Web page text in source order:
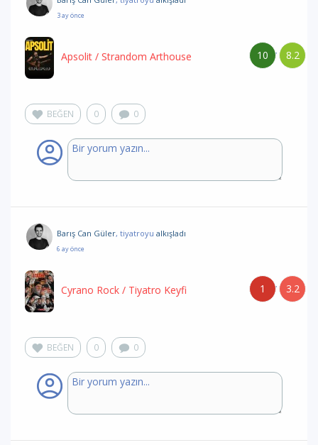
3 ay önce
8.2
/
10
Apsolit / Strandom Arthouse
BEĞEN 0 0
Barış Can Güler, tiyatroyu alkışladı
6 ay önce
3.2
/
1
Cyrano Rock / Tiyatro Keyfi
BEĞEN 0 0